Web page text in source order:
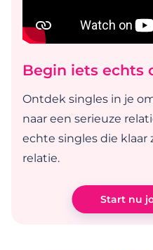
Begin iets echts
Ontdek singles in je
naar een serieuze
echte singles die klaar
relatie.
Start nu